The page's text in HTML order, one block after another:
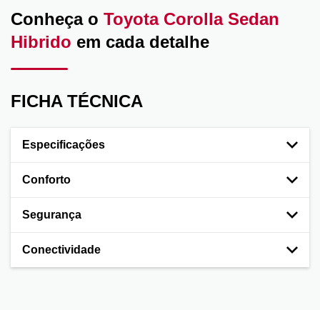
Conheça o Toyota Corolla Sedan
Hibrido em cada detalhe
FICHA TÉCNICA
Especificações
Conforto
Segurança
Conectividade